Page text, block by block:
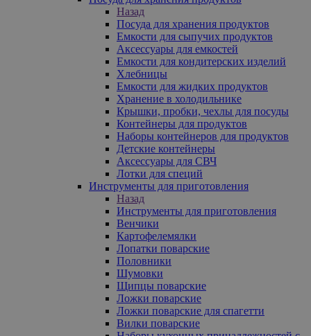
Назад
Посуда для хранения продуктов
Емкости для сыпучих продуктов
Аксессуары для емкостей
Емкости для кондитерских изделий
Хлебницы
Емкости для жидких продуктов
Хранение в холодильнике
Крышки, пробки, чехлы для посуды
Контейнеры для продуктов
Наборы контейнеров для продуктов
Детские контейнеры
Аксессуары для СВЧ
Лотки для специй
Инструменты для приготовления
Назад
Инструменты для приготовления
Венчики
Картофелемялки
Лопатки поварские
Половники
Шумовки
Щипцы поварские
Ложки поварские
Ложки поварские для спагетти
Вилки поварские